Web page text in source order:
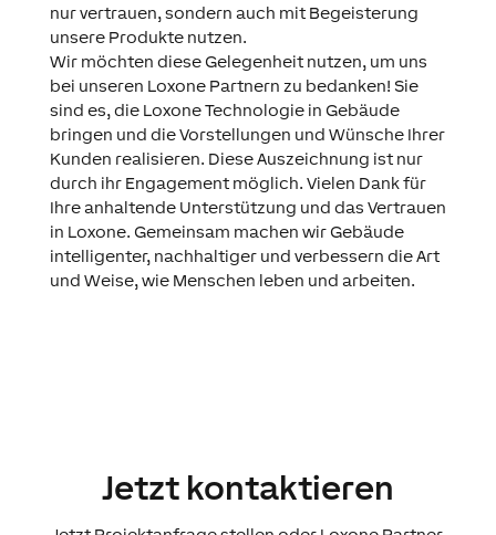
nur vertrauen, sondern auch mit Begeisterung
unsere Produkte nutzen.
Wir möchten diese Gelegenheit nutzen, um uns
bei unseren Loxone Partnern zu bedanken! Sie
sind es, die Loxone Technologie in Gebäude
bringen und die Vorstellungen und Wünsche Ihrer
Kunden realisieren. Diese Auszeichnung ist nur
durch ihr Engagement möglich. Vielen Dank für
Ihre anhaltende Unterstützung und das Vertrauen
in Loxone. Gemeinsam machen wir Gebäude
intelligenter, nachhaltiger und verbessern die Art
und Weise, wie Menschen leben und arbeiten.
Jetzt kontaktieren